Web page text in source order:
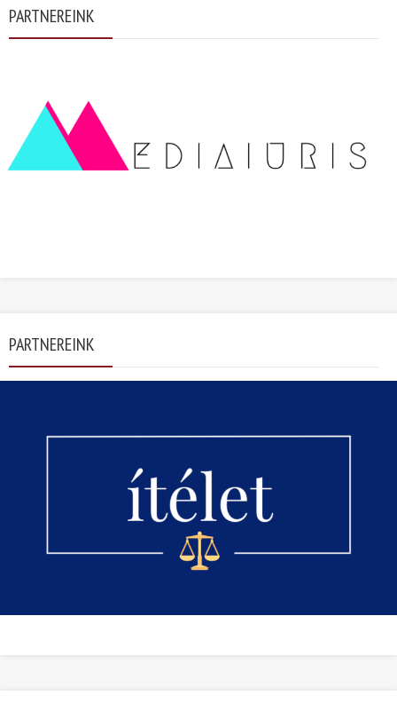
PARTNEREINK
PARTNEREINK